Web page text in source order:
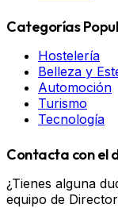
Categorías
Hostelería
Belleza y
Automoción
Turismo
Tecnología
Contacta con el
¿Tienes alguna
equipo de